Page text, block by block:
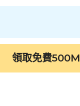
J - O P - S
阿爾及利亞
J - O P - S
中國
領取免費